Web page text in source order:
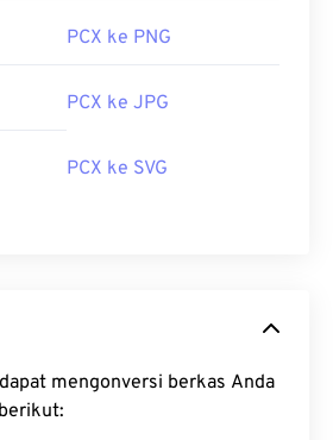
PCX ke PNG
PCX ke JPG
PCX ke SVG
mengonversi berkas Anda